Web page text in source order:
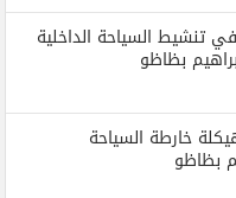
تنشيط السياحة الداخلية
بظاظو
خارطة السياحة
بظاظو